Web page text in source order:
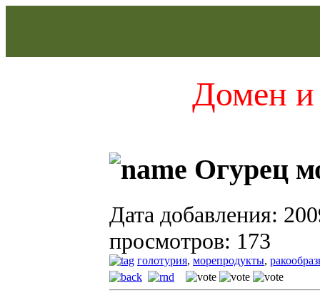
Домен и
Огурец
Дата добавления:
просмотров: 173
голотурия, морепродукты,